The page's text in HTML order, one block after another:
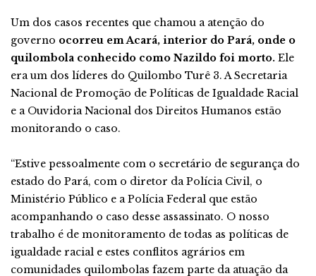
Um dos casos recentes que chamou a atenção do
governo ocorreu em Acará, interior do Pará, onde o
quilombola conhecido como Nazildo foi morto. Ele
era um dos líderes do Quilombo Turê 3. A Secretaria
Nacional de Promoção de Políticas de Igualdade Racial
e a Ouvidoria Nacional dos Direitos Humanos estão
monitorando o caso.
“Estive pessoalmente com o secretário de segurança do
estado do Pará, com o diretor da Polícia Civil, o
Ministério Público e a Polícia Federal que estão
acompanhando o caso desse assassinato. O nosso
trabalho é de monitoramento de todas as políticas de
igualdade racial e estes conflitos agrários em
comunidades quilombolas fazem parte da atuação da